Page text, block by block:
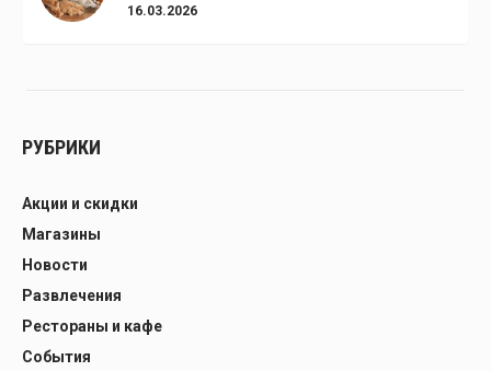
16.03.2026
РУБРИКИ
Акции и скидки
Магазины
Новости
Развлечения
Рестораны и кафе
События